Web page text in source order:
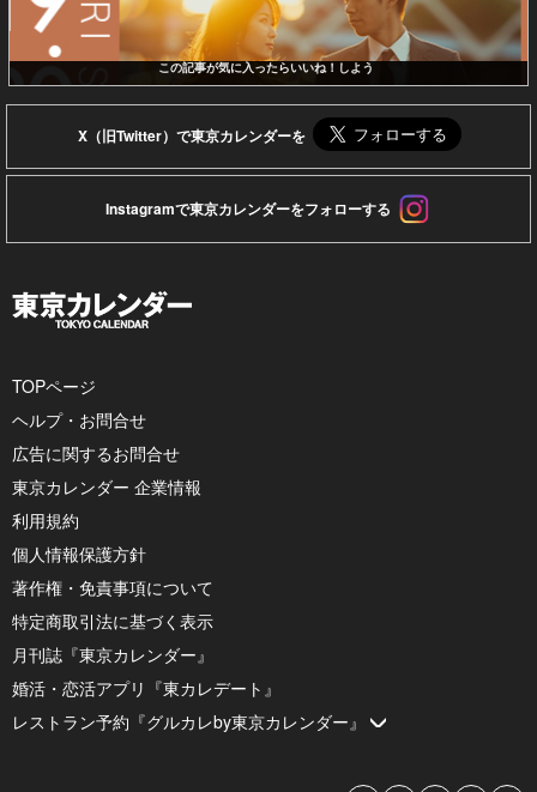
この記事が気に入ったらいいね！しよう
X（旧Twitter）で東京カレンダーを
Instagramで東京カレンダーをフォローする
TOPページ
ヘルプ・お問合せ
広告に関するお問合せ
東京カレンダー 企業情報
利用規約
個人情報保護方針
著作権・免責事項について
特定商取引法に基づく表示
月刊誌『東京カレンダー』
婚活・恋活アプリ『東カレデート』
レストラン予約『グルカレby東京カレンダー』